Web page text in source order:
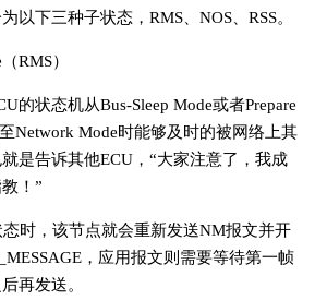
以下三种子状态，RMS、NOS、RSS。
RMS）
的状态机从Bus-Sleep Mode或者Prepare
Network Mode时能够及时的被网络上其
是告诉其他ECU，“大家注意了，我成
！”
时，该节点就会重新发送NM报文并开
，应用报文则需要等待第一帧
再发送。